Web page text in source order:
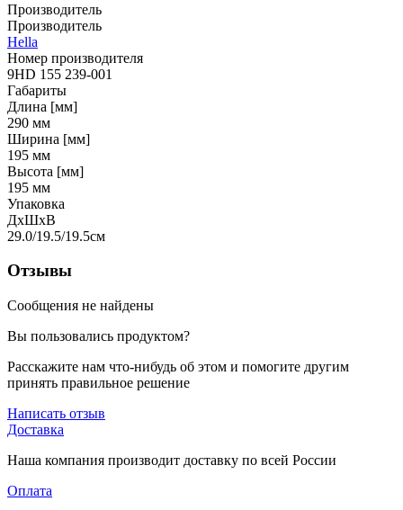
Производитель
Производитель
Hella
Номер производителя
9HD 155 239-001
Габариты
Длина [мм]
290 мм
Ширина [мм]
195 мм
Высота [мм]
195 мм
Упаковка
ДхШхВ
29.0/19.5/19.5см
Отзывы
Сообщения не найдены
Вы пользовались продуктом?
Расскажите нам что-нибудь об этом и помогите другим
принять правильное решение
Написать отзыв
Доставка
Наша компания производит доставку по всей России
Оплата